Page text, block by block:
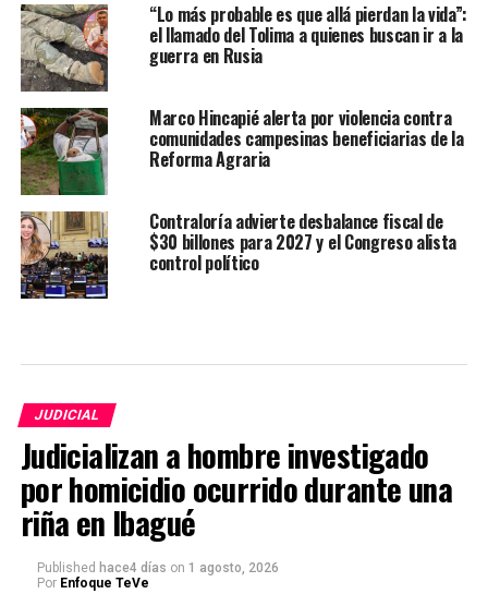
“Lo más probable es que allá pierdan la vida”:
el llamado del Tolima a quienes buscan ir a la
guerra en Rusia
Marco Hincapié alerta por violencia contra
comunidades campesinas beneficiarias de la
Reforma Agraria
Contraloría advierte desbalance fiscal de
$30 billones para 2027 y el Congreso alista
control político
JUDICIAL
Judicializan a hombre investigado
por homicidio ocurrido durante una
riña en Ibagué
Published hace4 días on 1 agosto, 2026
Por Enfoque TeVe